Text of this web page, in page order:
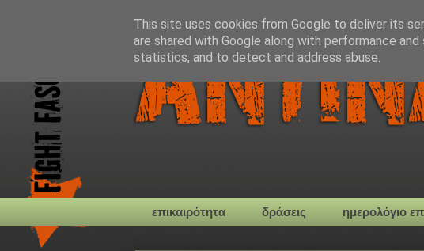
επικαιρότητα δράσεις ημερολόγιο
This site uses cookies from Google to deliver its
are shared with Google along with performance
statistics, and to detect and address abuse.